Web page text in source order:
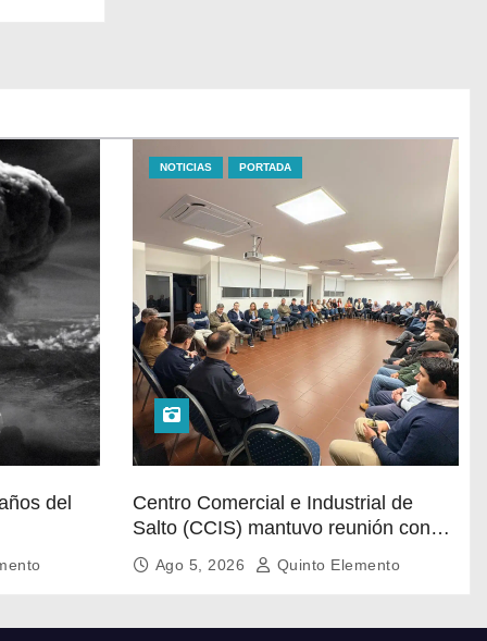
NOTICIAS PORTADA
Centro Comercial e Industrial de
Salto (CCIS) mantuvo reunión con
autoridades policiales y
departamentales para abordar la
zonas comerciales de la ciudad.
Ago 5, 2026 Quinto Elemento